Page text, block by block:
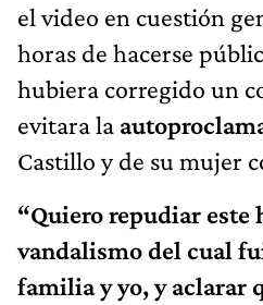
el video en cuestión
horas de hacerse
hubiera corregido un
evitara la
Castillo y de su mujer
“Quiero repudiar este
vandalismo del cual
familia y yo, y aclarar